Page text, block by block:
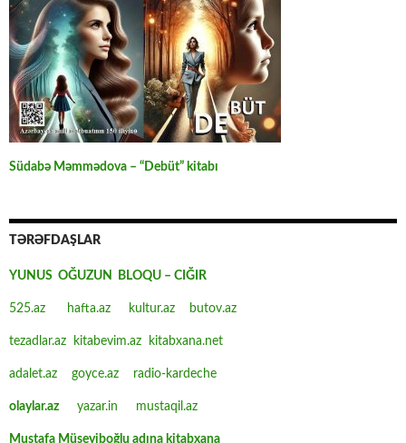
Südabə Məmmədova – “Debüt” kitabı
TƏRƏFDAŞLAR
YUNUS OĞUZUN BLOQU – CIĞIR
525.az hafta.az kultur.az butov.az
tezadlar.az kitabevim.az kitabxana.net
adalet.az goyce.az radio-kardeche
olaylar.az yazar.in mustaqil.az
Mustafa Müseyiboğlu adına kitabxana